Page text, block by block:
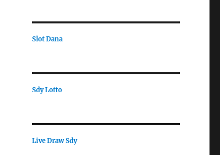
Slot Dana
Sdy Lotto
Live Draw Sdy